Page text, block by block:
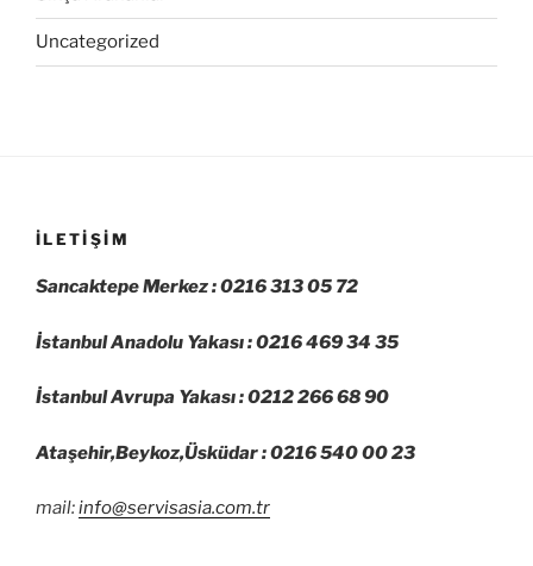
Uncategorized
İLETIŞIM
Sancaktepe Merkez : 0216 313 05 72
İstanbul Anadolu Yakası : 0216 469 34 35
İstanbul Avrupa Yakası : 0212 266 68 90
Ataşehir,Beykoz,Üsküdar : 0216 540 00 23
mail:info@servisasia.com.tr